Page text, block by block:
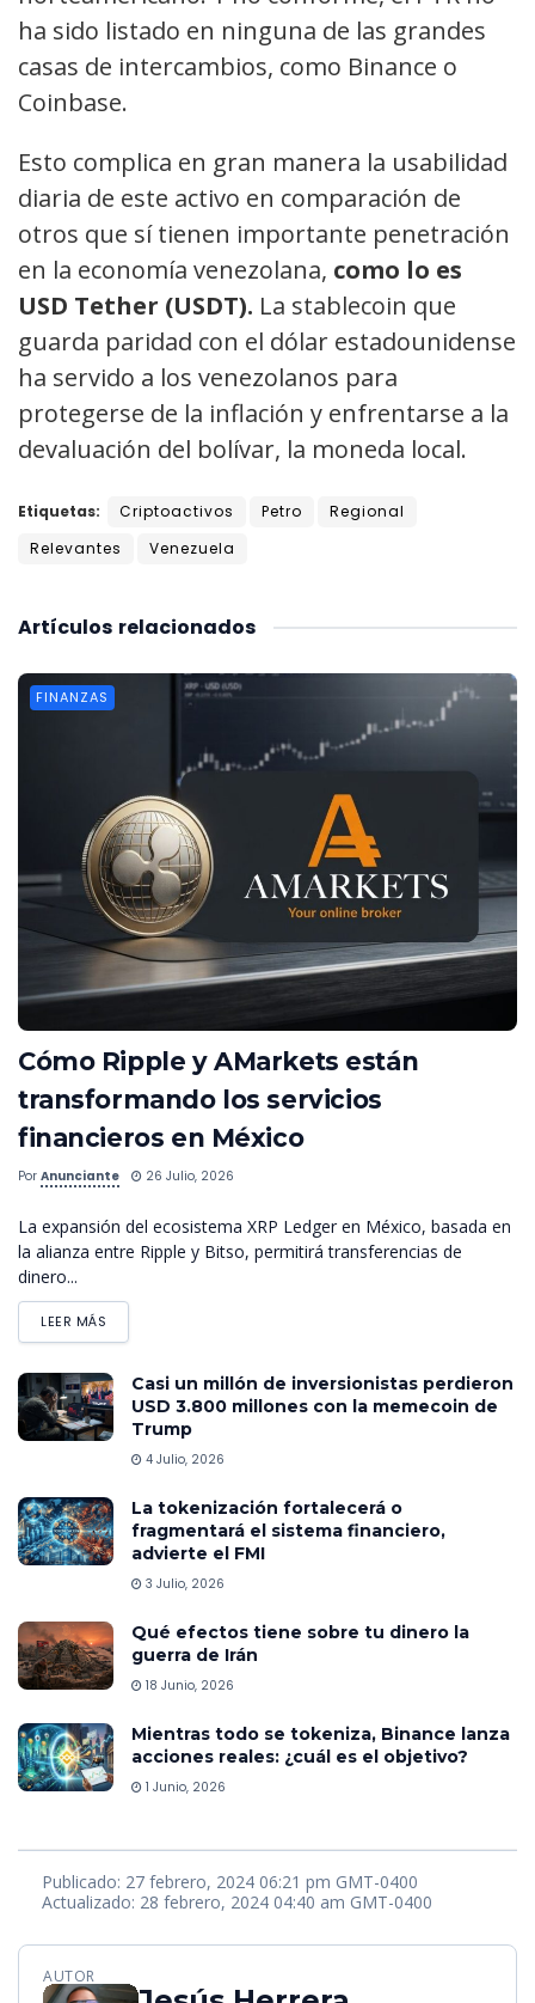
ha sido listado en ninguna de las grandes
casas de intercambios, como Binance o
Coinbase.
Esto complica en gran manera la usabilidad
diaria de este activo en comparación de
otros que sí tienen importante penetración
en la economía venezolana, como lo es
USD Tether (USDT). La stablecoin que
guarda paridad con el dólar estadounidense
ha servido a los venezolanos para
protegerse de la inflación y enfrentarse a la
devaluación del bolívar, la moneda local.
Etiquetas: Criptoactivos Petro
Regional
Relevantes
Venezuela
relacionados
Artículos
FINANZAS
Cómo Ripple y AMarkets están
transformando los servicios
financieros en México
Por Anunciante 26 Julio, 2026
La expansión del ecosistema XRP Ledger en México, basada en
la alianza entre Ripple y Bitso, permitirá transferencias de
dinero...
LEER MÁS
Casi un millón de inversionistas perdieron
USD 3.800 millones con la memecoin de
Trump
4 Julio, 2026
La tokenización fortalecerá o
fragmentará el sistema financiero,
advierte el FMI
3 Julio, 2026
Qué efectos tiene sobre tu dinero la
guerra de Irán
18 Junio, 2026
Mientras todo se tokeniza, Binance lanza
acciones reales: ¿cuál es el objetivo?
1 Junio, 2026
Publicado: 27 febrero, 2024 06:21 pm GMT-0400
Actualizado: 28 febrero, 2024 04:40 am GMT-0400
AUTOR